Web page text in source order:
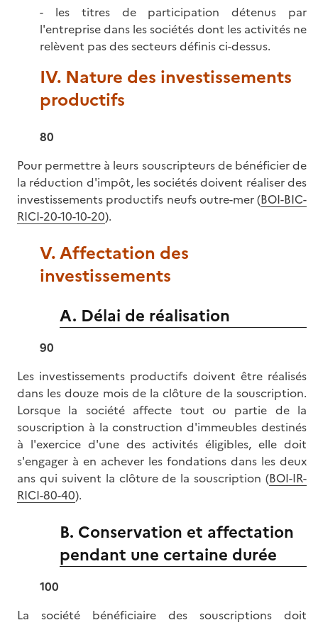
- les titres de participation détenus par
l'entreprise dans les sociétés dont les activités ne
relèvent pas des secteurs définis ci-dessus.
IV. Nature des investissements
productifs
80
Pour permettre à leurs souscripteurs de bénéficier de
la réduction d'impôt, les sociétés doivent réaliser des
investissements productifs neufs outre-mer (BOI-BIC-
RICI-20-10-10-20).
V. Affectation des
investissements
A. Délai de réalisation
90
Les investissements productifs doivent être réalisés
dans les douze mois de la clôture de la souscription.
Lorsque la société affecte tout ou partie de la
souscription à la construction d'immeubles destinés
à l'exercice d'une des activités éligibles, elle doit
s'engager à en achever les fondations dans les deux
ans qui suivent la clôture de la souscription (BOI-IR-
RICI-80-40).
B. Conservation et affectation
pendant une certaine durée
100
La société bénéficiaire des souscriptions doit